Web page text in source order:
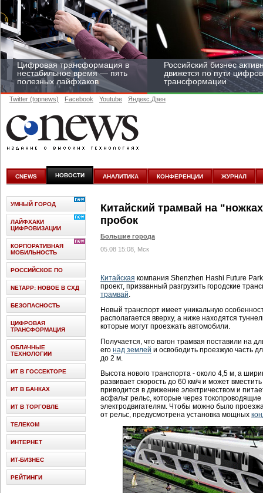
Цифровая трансформация в
нестабильное время — пять
полезных лайфхаков
Российский бизнес
движется по пути
трансформации
цифровизироваться со
скоростью крупных
корпораций
Twitter (topnews) Facebook Youtube Яндекс.Дзен
CNEWS НОВОСТИ АНАЛИТИКА КОНФЕРЕНЦИИ ЖУРНАЛ
Китайский трамвай на
пробок
Большие города
05.08 15:08, Мск
Китайская компания Shenzhen Hashi Future
проект, призванный разгрузить городские
трамвай.
Новый транспорт имеет уникальную
располагается вверху, а ниже находятся
которые могут проезжать автомобили.
Получается, что вагон трамвая поставили на
его над землей и освободить проезжую часть
до 2 м.
Высота нового транспорта - около 4,5 м, а
развивает скорость до 60 км/ч и может
приводится в движение электричеством и
асфальт рельс, которые через
электродвигателям. Чтобы можно было
от рельс, предусмотрена установка мощных
УМНЫЙ ГОРОД
ЛАЙФХАКИ
ЦИФРОВИЗАЦИИ
КОРПОРАТИВНАЯ
МОБИЛЬНОСТЬ
РОССИЙСКОЕ ПО
NETAPP: НОВОЕ В СХД
БЕЗОПАСНОСТЬ
ЦИФРОВАЯ
ТРАНСФОРМАЦИЯ
ОБЛАЧНЫЕ
ТЕХНОЛОГИИ
ИТ В ГОССЕКТОРЕ
ИТ В БАНКАХ
ИТ В ТОРГОВЛЕ
ТЕЛЕКОМ
ИНТЕРНЕТ
ИТ-БИЗНЕС
РЕЙТИНГИ